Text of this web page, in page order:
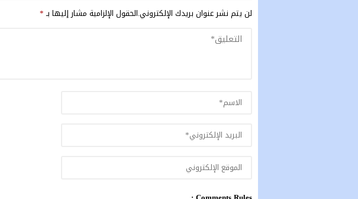
لن يتم نشر عنوان بريدك الإلكتروني.الحقول الإلزامية مشار إليها بـ*